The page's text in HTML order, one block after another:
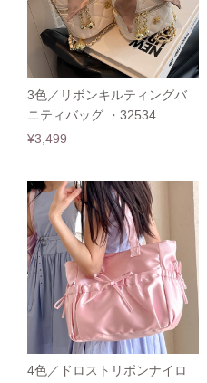
3色／リボンキルティングバ
ニティバッグ ・32534
¥3,499
4色／ドロストリボンナイロ